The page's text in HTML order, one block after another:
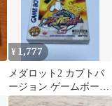
¥ 1,777
メダロット2 カブトバ
ージョン ゲームボーイ
カラー